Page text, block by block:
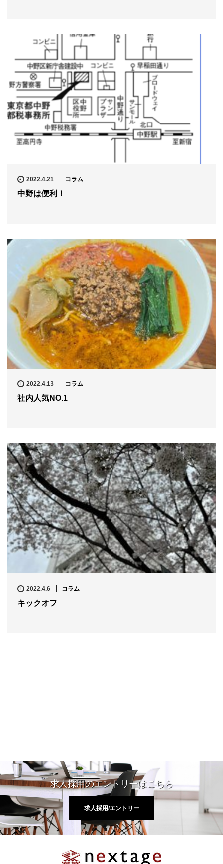
2022.4.21 コラム
中野は便利！
2022.4.13 コラム
社内人気NO.1
2022.4.6 コラム
キックオフ
求人採用のエントリーはこちら
求人採用/エントリー